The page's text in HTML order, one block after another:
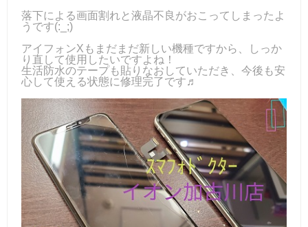
落下による画面割れと液晶不良がおこってしまったよ
うです(:_;)
アイフォンXもまだまだ新しい機種ですから、しっか
り直して使用したいですよね！
生活防水のテープも貼りなおしていただき、今後も安
心して使える状態に修理完了です♬